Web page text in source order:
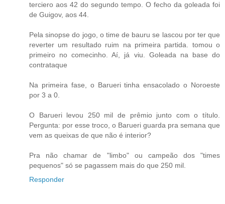
terciero aos 42 do segundo tempo. O fecho da goleada foi
de Guigov, aos 44.
Pela sinopse do jogo, o time de bauru se lascou por ter que
reverter um resultado ruim na primeira partida. tomou o
primeiro no comecinho. Aí, já viu. Goleada na base do
contrataque
Na primeira fase, o Barueri tinha ensacolado o Noroeste
por 3 a 0.
O Barueri levou 250 mil de prêmio junto com o título.
Pergunta: por esse troco, o Barueri guarda pra semana que
vem as queixas de que não é interior?
Pra não chamar de "limbo" ou campeão dos "times
pequenos" só se pagassem mais do que 250 mil.
Responder